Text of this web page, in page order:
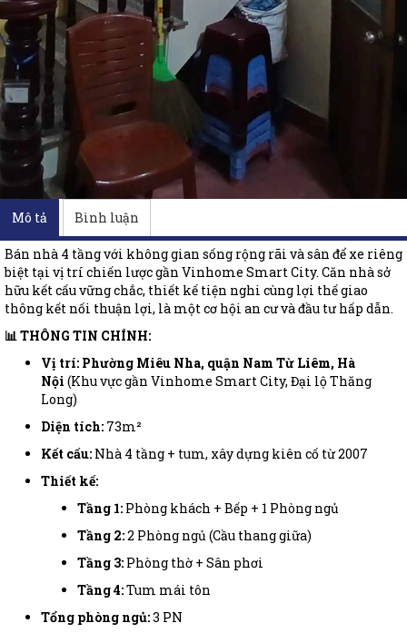
Mô tả Bình luận
Bán nhà 4 tầng với không gian sống rộng rãi và sân để xe riêng
biệt tại vị trí chiến lược gần Vinhome Smart City. Căn nhà sở
hữu kết cấu vững chắc, thiết kế tiện nghi cùng lợi thế giao
thông kết nối thuận lợi, là một cơ hội an cư và đầu tư hấp dẫn.
📊 THÔNG TIN CHÍNH:
Vị trí: Phường Miêu Nha, quận Nam Từ Liêm, Hà
Nội (Khu vực gần Vinhome Smart City, Đại lộ Thăng
Long)
Diện tích: 73m²
Kết cấu: Nhà 4 tầng + tum, xây dựng kiên cố từ 2007
Thiết kế:
Tầng 1: Phòng khách + Bếp + 1 Phòng ngủ
Tầng 2:2 Phòng ngủ (Cầu thang giữa)
Tầng 3: Phòng thờ + Sân phơi
Tầng 4:Tum mái tôn
Tổng phòng ngủ:3 PN